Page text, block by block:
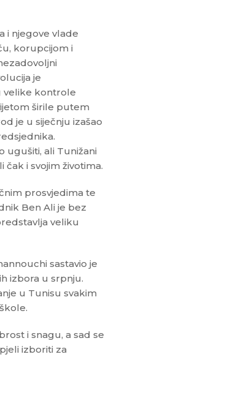
i njegove vlade
korupcijom i
je
velike kontrole
širile putem
je u siječnju izašao
ugušiti, ali Tunižani
i svojim životima.
prosvjedima te
Ben Ali je bez
veliku
sastavio je
izbora u srpnju.
u Tunisu svakim
i snagu, a sad se
izboriti za